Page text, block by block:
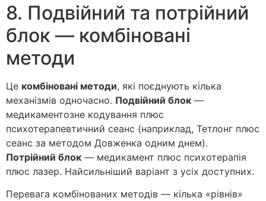
8. Подвійний та потрійний
блок — комбіновані
методи
Це комбіновані методи, які поєднують кілька
механізмів одночасно. Подвійний блок —
медикаментозне кодування плюс
психотерапевтичний сеанс (наприклад, Тетлонг плюс
сеанс за методом Довженка одним днем).
Потрійний блок — медикамент плюс психотерапія
плюс лазер. Найсильніший варіант з усіх доступних.
Перевага комбінованих методів — кілька «рівнів»